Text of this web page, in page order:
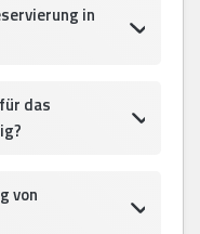
in
das
von